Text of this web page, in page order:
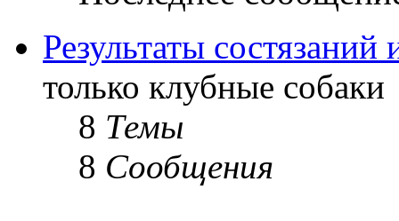
Результаты
только клубные собаки
8 Темы
8 Сообщения